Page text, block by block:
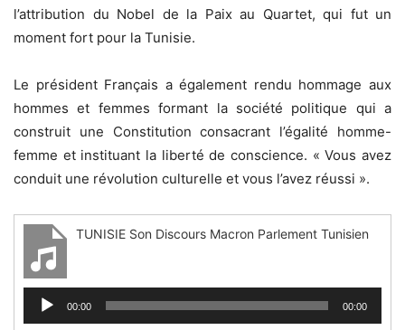
l’attribution du Nobel de la Paix au Quartet, qui fut un
moment fort pour la Tunisie.
Le président Français a également rendu hommage aux
hommes et femmes formant la société politique qui a
construit une Constitution consacrant l’égalité homme-
femme et instituant la liberté de conscience. « Vous avez
conduit une révolution culturelle et vous l’avez réussi ».
TUNISIE Son Discours Macron Parlement Tunisien
Lecteur
audio
00:00 00:00